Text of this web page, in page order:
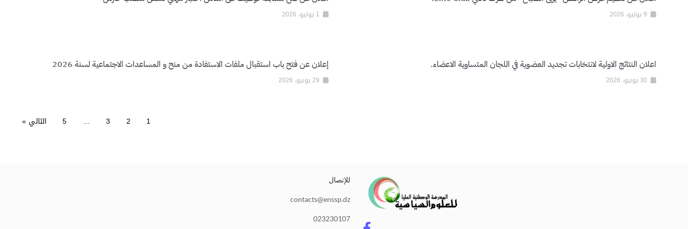
9 يوليو، 2026 1 يوليو، 2026
اعلان النتائج الاولية لانتخابات تجديد العضوية في اللجان المتساوية الاعضاء.
30 يونيو، 2026
إعلان عن فتح باب استقبال ملفات الاستفادة من منح و المساعدات الاجتماعية لسنة 2026
29 يونيو، 2026
1
2
3
…
5 التالي »
للإتصال
contacts@enssp.dz
023230107